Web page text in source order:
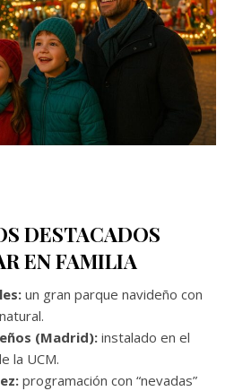
DESTACADOS
EN FAMILIA
un gran parque navideño con
(Madrid): instalado en el
la UCM.
programación con “nevadas”